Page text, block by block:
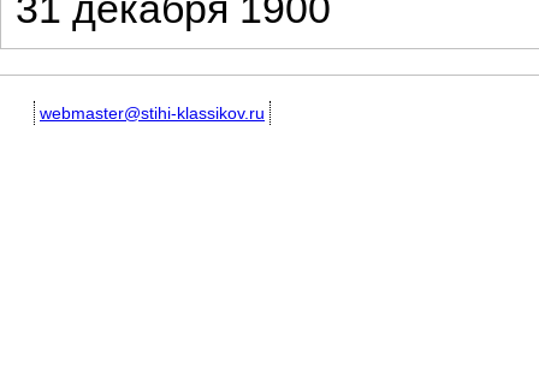
31 декабря 1900
webmaster@stihi-klassikov.ru